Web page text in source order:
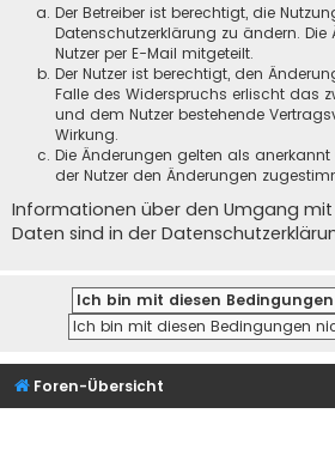
Der Betreiber ist berechtigt, die
Datenschutzerklärung zu ändern.
Nutzer per E-Mail mitgeteilt.
Der Nutzer ist berechtigt, den
Falle des Widerspruchs erlischt das
und dem Nutzer bestehende
Wirkung.
Die Änderungen gelten als
der Nutzer den Änderungen
Informationen über den Umgang
Daten sind in der
Foren-Übersicht